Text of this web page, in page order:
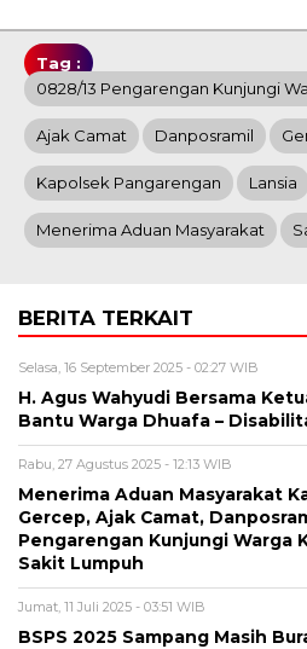
Tag :
0828/13 Pengarengan Kunjungi
Ajak Camat Danposramil
Kapolsek Pangarengan Lansia
Menerima Aduan Masyarakat
BERITA TERKAIT
Selasa, 16 September 2025 - 02:27 WIB
H. Agus Wahyudi Bersama
Bantu Warga Dhuafa –
Rabu, 27 Agustus 2025 - 12:13 WIB
Menerima Aduan Masyarakat
Gercep, Ajak Camat,
Pengarengan Kunjungi Warga
Sakit Lumpuh
Jumat, 11 Juli 2025 - 03:51 WIB
BSPS 2025 Sampang Masih